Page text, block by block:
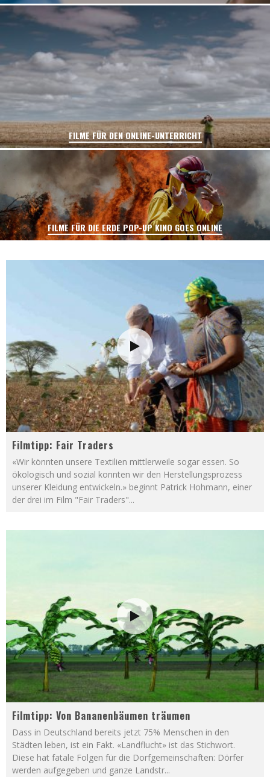
FILME FÜR DEN ONLINE-UNTERRICHT
FILME FÜR DIE ERDE POP-UP KINO GOES ONLINE
Filmtipp: Fair Traders
«Wir könnten unsere Textilien mittlerweile sogar essen. So
ökologisch und sozial konnten wir den Herstellungsprozess
unserer Kleidung entwickeln.» beginnt Patrick Hohmann, einer
der drei im Film "Fair Traders"...
Filmtipp: Von Bananenbäumen träumen
Dass in Deutschland bereits jetzt 75% Menschen in den
Städten leben, ist ein Fakt. «Landflucht» ist das Stichwort.
Diese hat fatale Folgen für die Dorfgemeinschaften: Dörfer
werden aufgegeben und ganze Landstr...